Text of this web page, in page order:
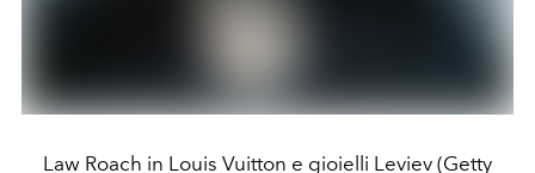
Law Roach in Louis Vuitton e gioielli Leviev (Getty